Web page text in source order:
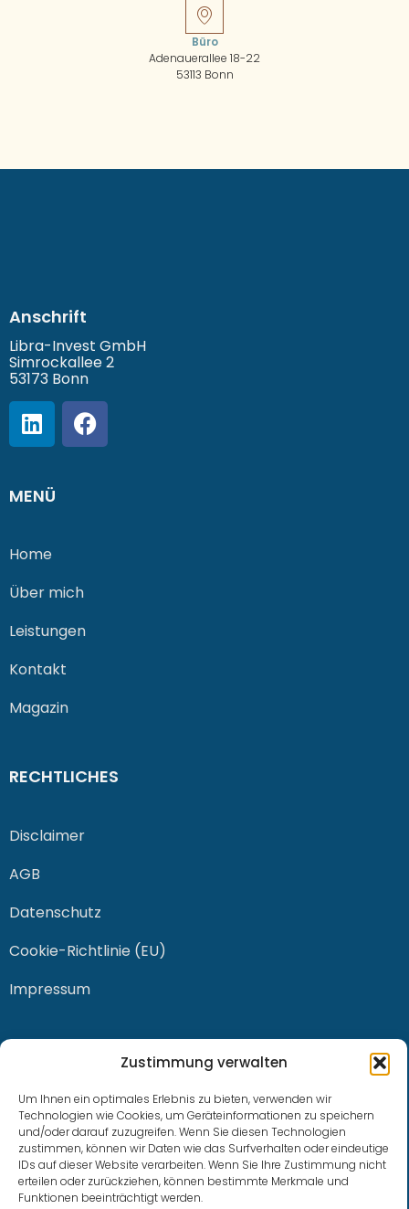
Zustimmung verwalten
Um Ihnen ein optimales Erlebnis zu bieten, verwenden wir
Technologien wie Cookies, um Geräteinformationen zu speichern
und/oder darauf zuzugreifen. Wenn Sie diesen Technologien
zustimmen, können wir Daten wie das Surfverhalten oder eindeutige
IDs auf dieser Website verarbeiten. Wenn Sie Ihre Zustimmung nicht
erteilen oder zurückziehen, können bestimmte Merkmale und
Funktionen beeinträchtigt werden.
Büro
Adenauerallee 18-22
53113 Bonn
Anschrift
Libra-Invest GmbH
Simrockallee 2
53173 Bonn
MENÜ
Home
Über mich
Leistungen
Kontakt
Magazin
RECHTLICHES
Disclaimer
AGB
Datenschutz
Cookie-Richtlinie (EU)
Impressum
0228 / 915 614 81
klaus.buhl@libra-invest.de